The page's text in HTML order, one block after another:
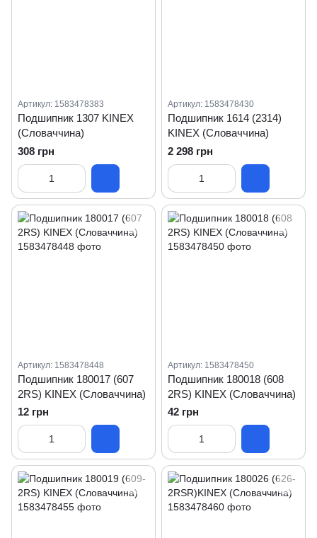
Артикул: 1583478383
Подшипник 1307 KINEX
(Словаччина)
308 грн
Артикул: 1583478430
Подшипник 1614 (2314)
KINEX (Словаччина)
2 298 грн
Артикул: 1583478448
Подшипник 180017 (607
2RS) KINEX (Словаччина)
12 грн
Артикул: 1583478450
Подшипник 180018 (608
2RS) KINEX (Словаччина)
42 грн